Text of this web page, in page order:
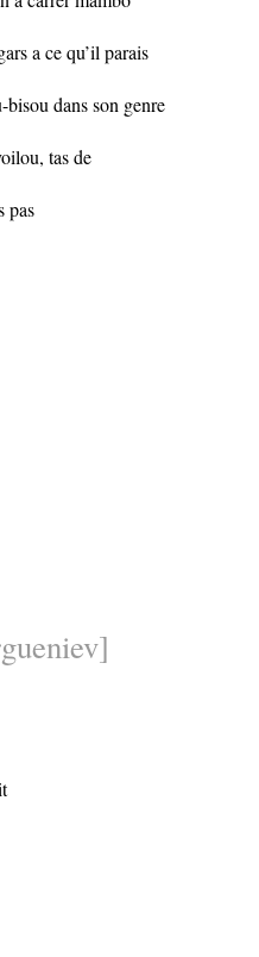
a ce qu’il parais
dans son genre
tas de
pas